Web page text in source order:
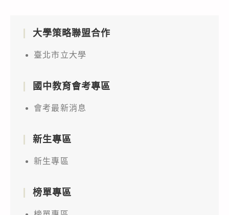
大學策略聯盟合作
臺北市立大學
國中教育會考專區
會考最新消息
新生專區
新生專區
榜單專區